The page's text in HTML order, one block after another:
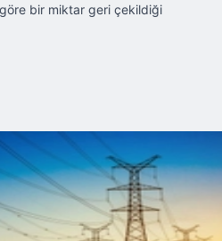
bir miktar geri çekildiği